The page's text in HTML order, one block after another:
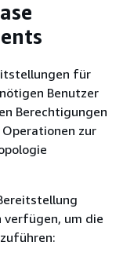
für
Benutzer
Berechtigungen
zur
verfügen, um die